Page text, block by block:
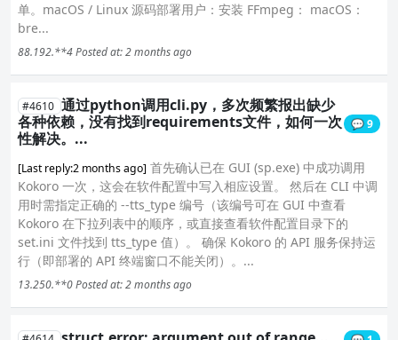
单。macOS / Linux 源码部署用户：安装 FFmpeg： macOS：
bre...
88.192.**4Posted at: 2 months ago
#4610 通过python调用cli.py，多次频繁报出缺少
各种依赖，没有找到requirements文件，如何一次
性解决。...
💬 9
[Last reply:2 months ago] 首先确认已在 GUI (sp.exe) 中成功调用
Kokoro 一次，这会在软件配置中写入相应设置。 然后在 CLI 中调
用时需指定正确的 --tts_type 编号（该编号可在 GUI 中查看
Kokoro 在下拉列表中的顺序，或直接查看软件配置目录下的
set.ini 文件找到 tts_type 值）。 确保 Kokoro 的 API 服务保持运
行（即部署的 API 终端窗口不能关闭）。...
13.250.**0Posted at: 2 months ago